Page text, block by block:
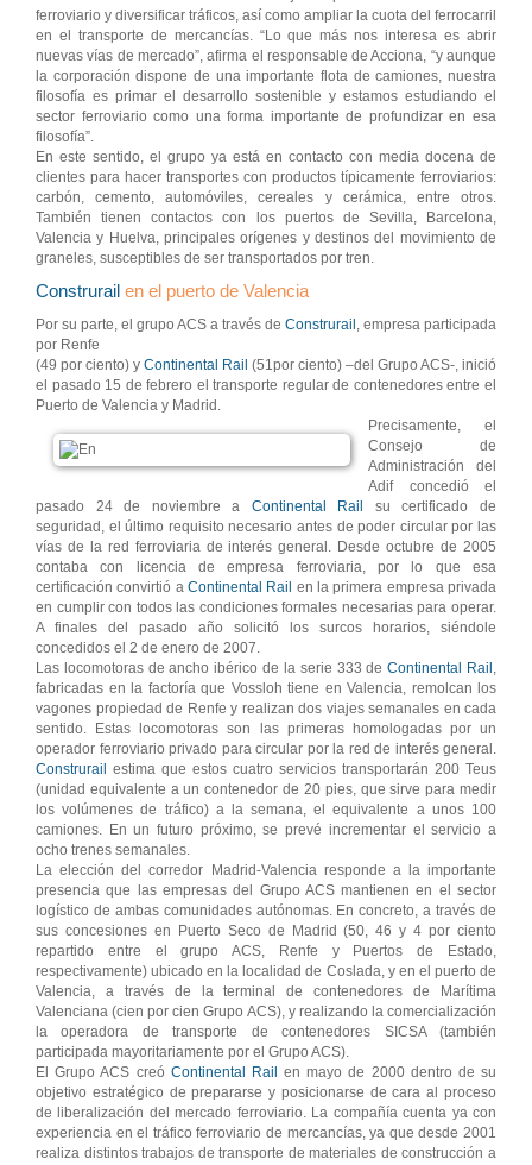
ferroviario y diversificar tráficos, así como ampliar la cuota del ferrocarril
en el transporte de mercancías. “Lo que más nos interesa es abrir
nuevas vías de mercado”, afirma el responsable de Acciona, “y aunque
la corporación dispone de una importante flota de camiones, nuestra
filosofía es primar el desarrollo sostenible y estamos estudiando el
sector ferroviario como una forma importante de profundizar en esa
filosofía”.
En este sentido, el grupo ya está en contacto con media docena de
clientes para hacer transportes con productos típicamente ferroviarios:
carbón, cemento, automóviles, cereales y cerámica, entre otros.
También tienen contactos con los puertos de Sevilla, Barcelona,
Valencia y Huelva, principales orígenes y destinos del movimiento de
graneles, susceptibles de ser transportados por tren.
Construrail en el puerto de Valencia
Por su parte, el grupo ACS a través de Construrail , empresa participada
por Renfe
(49 por ciento) y Continental Rail (51por ciento) –del Grupo ACS-, inició
el pasado 15 de febrero el transporte regular de contenedores entre el
Puerto de Valencia y Madrid.
Precisamente, el
Consejo de
Administración del
Adif concedió el
pasado 24 de noviembre a Continental Rail
su certificado de
seguridad, el último requisito necesario antes de poder circular por las
vías de la red ferroviaria de interés general. Desde octubre de 2005
contaba con licencia de empresa ferroviaria, por lo que esa
certificación convirtió a Continental Rail en la primera empresa privada
en cumplir con todos las condiciones formales necesarias para operar.
A finales del pasado año solicitó los surcos horarios, siéndole
concedidos el 2 de enero de 2007.
Las locomotoras de ancho ibérico de la serie 333 deContinental Rail ,
fabricadas en la factoría que Vossloh tiene en Valencia, remolcan los
vagones propiedad de Renfe y realizan dos viajes semanales en cada
sentido. Estas locomotoras son las primeras homologadas por un
operador ferroviario privado para circular por la red de interés general.
Construrail
estima que estos cuatro servicios transportarán 200 Teus
(unidad equivalente a un contenedor de 20 pies, que sirve para medir
los volúmenes de tráfico) a la semana, el equivalente a unos 100
camiones. En un futuro próximo, se prevé incrementar el servicio a
ocho trenes semanales.
La elección del corredor Madrid-Valencia responde a la importante
presencia que las empresas del Grupo ACS mantienen en el sector
logístico de ambas comunidades autónomas. En concreto, a través de
sus concesiones en Puerto Seco de Madrid (50, 46 y 4 por ciento
repartido entre el grupo ACS, Renfe y Puertos de Estado,
respectivamente) ubicado en la localidad de Coslada, y en el puerto de
Valencia, a través de la terminal de contenedores de Marítima
Valenciana (cien por cien Grupo ACS), y realizando la comercialización
la operadora de transporte de contenedores SICSA (también
participada mayoritariamente por el Grupo ACS).
El Grupo ACS creó Continental Rail
en mayo de 2000 dentro de su
objetivo estratégico de prepararse y posicionarse de cara al proceso
de liberalización del mercado ferroviario. La compañía cuenta ya con
experiencia en el tráfico ferroviario de mercancías, ya que desde 2001
realiza distintos trabajos de transporte de materiales de construcción a